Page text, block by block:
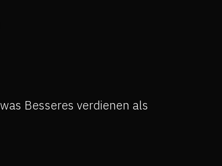
Besseres verdienen als